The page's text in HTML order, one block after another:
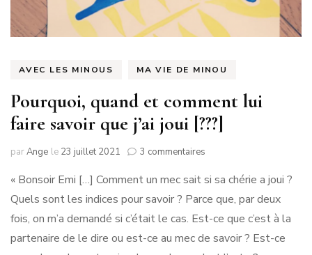
AVEC LES MINOUS MA VIE DE MINOU
Pourquoi, quand et comment lui
faire savoir que j’ai joui [???]
parAnge le 23 juillet 2021 3 commentaires
quand
comment
lui
faire
« Bonsoir Emi […] Comment un mec sait si sa chérie a joui ?
Quels sont les indices pour savoir ? Parce que, par deux
fois, on m’a demandé si c’était le cas. Est-ce que c’est à la
partenaire de le dire ou est-ce au mec de savoir ? Est-ce